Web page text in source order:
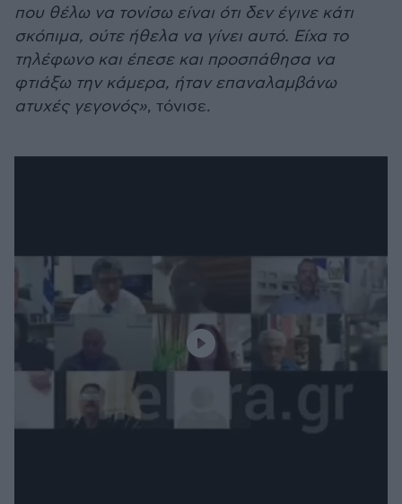
που θέλω να τονίσω είναι ότι δεν έγινε κάτι
σκόπιμα, ούτε ήθελα να γίνει αυτό. Είχα το
τηλέφωνο και έπεσε και προσπάθησα να
φτιάξω την κάμερα, ήταν επαναλαμβάνω
ατυχές γεγονός», τόνισε.